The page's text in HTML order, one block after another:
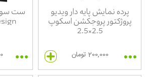
پرده نمایش پایه دار ویدیو
پروژکتور پروجکشن اسکوپ
2.5×2.5
200,000 تومان